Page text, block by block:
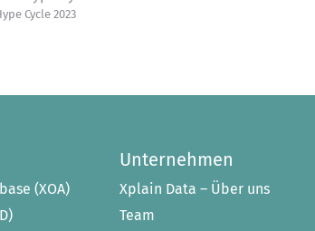
Cycle 2023
(XOA)
Unternehmen
Xplain Data – Über uns
Team